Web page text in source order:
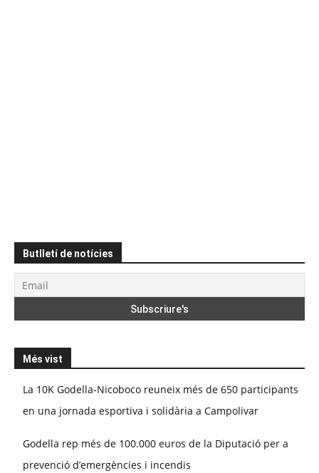
Butlletí de notícies
Més vist
La 10K Godella-Nicoboco reuneix més de 650 participants
en una jornada esportiva i solidària a Campolivar
Godella rep més de 100.000 euros de la Diputació per a
prevenció d’emergències i incendis